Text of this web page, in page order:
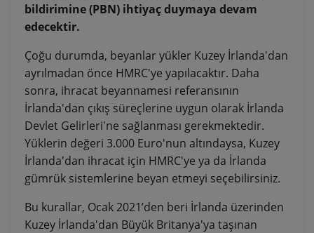
bildirimine (PBN) ihtiyaç duymaya devam
edecektir.
Çoğu durumda, beyanlar yükler Kuzey İrlanda'dan
ayrılmadan önce HMRC'ye yapılacaktır. Daha
sonra, ihracat beyannamesi referansının
İrlanda'dan çıkış süreçlerine uygun olarak İrlanda
Devlet Gelirleri'ne sağlanması gerekmektedir.
Yüklerin değeri 3.000 Euro'nun altındaysa, Kuzey
İrlanda'dan ihracat için HMRC'ye ya da İrlanda
gümrük sistemlerine beyan etmeyi seçebilirsiniz.
Bu kurallar, Ocak 2021’den beri İrlanda üzerinden
Kuzey İrlanda'dan Büyük Britanya'ya taşınan